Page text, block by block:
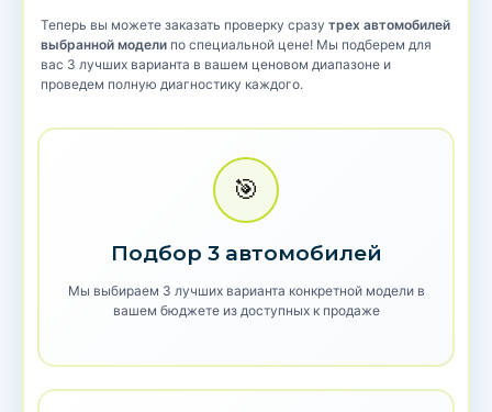
Теперь вы можете заказать проверку сразу трех автомобилей
выбранной модели по специальной цене! Мы подберем для
вас 3 лучших варианта в вашем ценовом диапазоне и
проведем полную диагностику каждого.
🎯
Подбор 3 автомобилей
Мы выбираем 3 лучших варианта конкретной модели в
вашем бюджете из доступных к продаже